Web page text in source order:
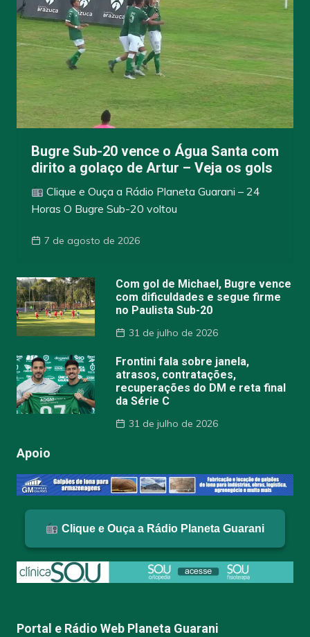
Bugre Sub-20 vence o Água Santa com
dirito a golaço de Artur – Veja os gols
Clique e Ouça a Rádio Planeta Guarani – 24
Horas O Bugre Sub-20 voltou
7 de agosto de 2026
Com gol de Michael, Bugre vence
com dificuldades e segue firme
no Paulista Sub-20
31 de julho de 2026
Frontini fala sobre janela,
atrasos, contratações,
recuperações do DM e reta final
da Série C
31 de julho de 2026
Apoio
Clique e Ouça a Rádio Planeta Guarani
Portal e Rádio Web Planeta Guarani